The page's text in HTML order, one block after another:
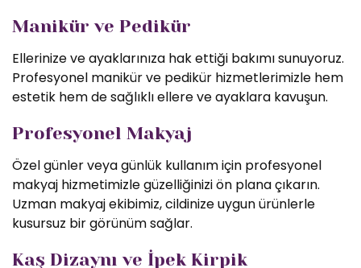
Manikür ve Pedikür
Ellerinize ve ayaklarınıza hak ettiği bakımı sunuyoruz.
Profesyonel manikür ve pedikür hizmetlerimizle hem
estetik hem de sağlıklı ellere ve ayaklara kavuşun.
Profesyonel Makyaj
Özel günler veya günlük kullanım için profesyonel
makyaj hizmetimizle güzelliğinizi ön plana çıkarın.
Uzman makyaj ekibimiz, cildinize uygun ürünlerle
kusursuz bir görünüm sağlar.
Kaş Dizaynı ve İpek Kirpik